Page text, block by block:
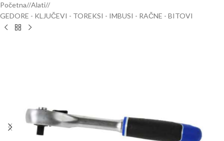
Početna/ Alati/
GEDORE - KLJUČEVI - TOREKSI - IMBUSI - RAČNE - BITOVI